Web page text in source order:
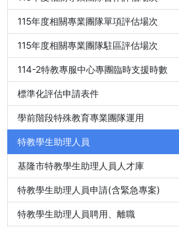
115年度相關專業團隊單項評估場次
115年度相關專業團隊駐區評估場次
114-2特教專服中心專團臨時支援時數
標準化評估申請表件
學前階段特殊教育專業團隊運用
特教學生助理人員
基隆市特教學生助理人員人才庫
特教學生助理人員申請(含緊急專案)
特教學生助理人員聘用、離職